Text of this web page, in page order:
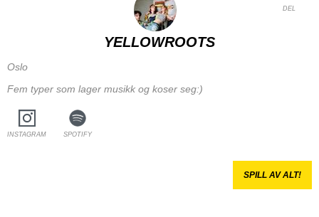
DEL
YELLOWROOTS
Oslo
Fem typer som lager musikk og koser seg:)
INSTAGRAM SPOTIFY
SPILL AV ALT!